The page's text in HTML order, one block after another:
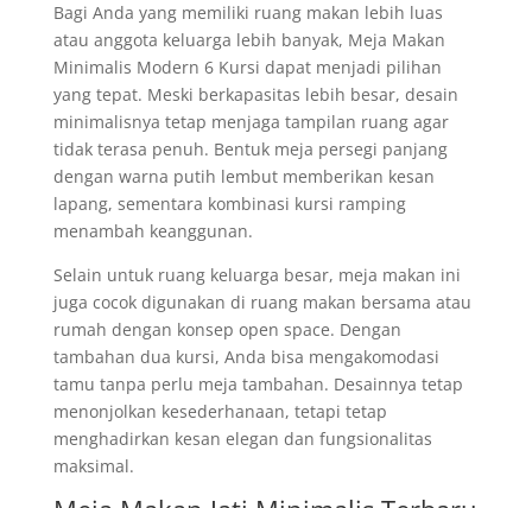
Bagi Anda yang memiliki ruang makan lebih luas
atau anggota keluarga lebih banyak, Meja Makan
Minimalis Modern 6 Kursi dapat menjadi pilihan
yang tepat. Meski berkapasitas lebih besar, desain
minimalisnya tetap menjaga tampilan ruang agar
tidak terasa penuh. Bentuk meja persegi panjang
dengan warna putih lembut memberikan kesan
lapang, sementara kombinasi kursi ramping
menambah keanggunan.
Selain untuk ruang keluarga besar, meja makan ini
juga cocok digunakan di ruang makan bersama atau
rumah dengan konsep open space. Dengan
tambahan dua kursi, Anda bisa mengakomodasi
tamu tanpa perlu meja tambahan. Desainnya tetap
menonjolkan kesederhanaan, tetapi tetap
menghadirkan kesan elegan dan fungsionalitas
maksimal.